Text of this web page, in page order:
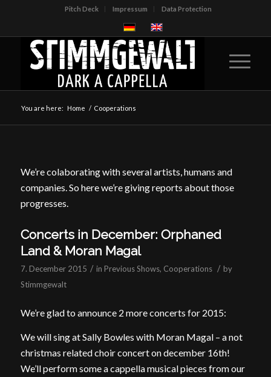
Pitch Deck Impressum Data Protection
You are here: Home / Cooperations
We’re colaborating with several artists, humans and
companies. So here we’re giving reports about those
progresses.
Concerts in December: Orphaned
Land & Moran Magal
7. December 2015 / in Previous Shows, Cooperations / by
Stimmgewalt
We’re glad to announce 2 more concerts for 2015:
We will sing at Sally Bowles with Moran Magal – a not
christmas related choir concert on december 16th!
We’ll perform some a cappella musical pieces from our